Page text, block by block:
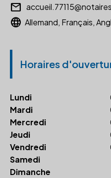
email
language Allemand, Français,
Horaires
Lundi
Mardi
Mercredi
Jeudi
Vendredi
Samedi
Dimanche